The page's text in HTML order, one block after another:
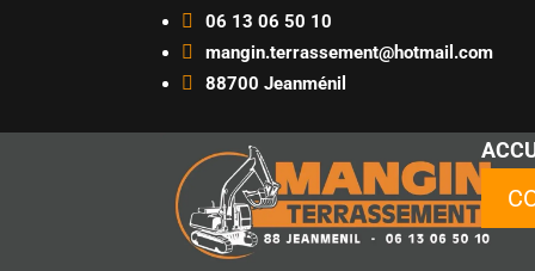
 06 13 06 50 10
 mangin.terrassement@hotmail.com
 88700 Jeanménil